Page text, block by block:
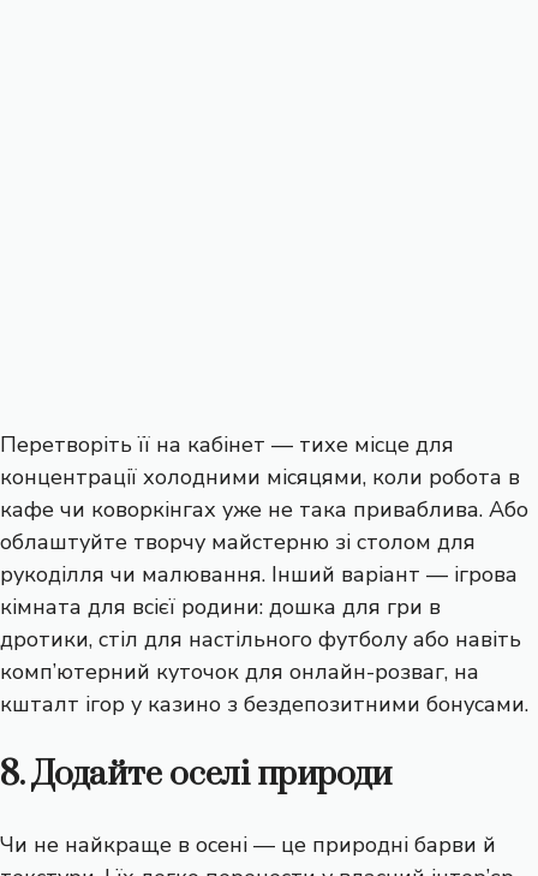
Перетворіть її на кабінет — тихе місце для
концентрації холодними місяцями, коли робота в
кафе чи коворкінгах уже не така приваблива. Або
облаштуйте творчу майстерню зі столом для
рукоділля чи малювання. Інший варіант — ігрова
кімната для всієї родини: дошка для гри в
дротики, стіл для настільного футболу або навіть
комп’ютерний куточок для онлайн-розваг, на
кшталт ігор у казино з бездепозитними бонусами.
8. Додайте оселі природи
Чи не найкраще в осені — це природні барви й